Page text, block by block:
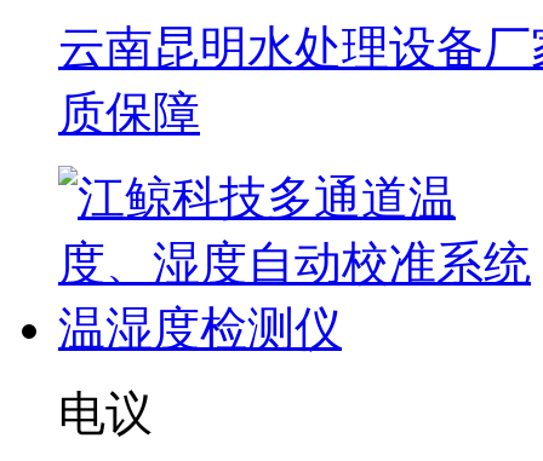
云南昆明水处理设备
质保障
电议